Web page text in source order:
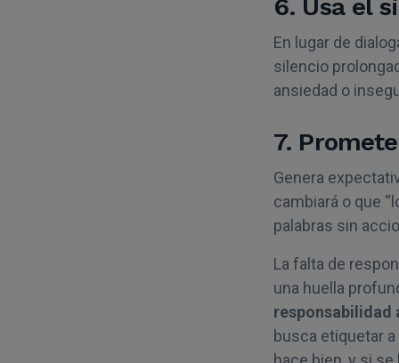
6. Usa el
En lugar de
silencio
ansiedad o
7.
Genera
cambiará o que
palabras sin
La falta de
una huella
responsabilidad
busca etiquetar